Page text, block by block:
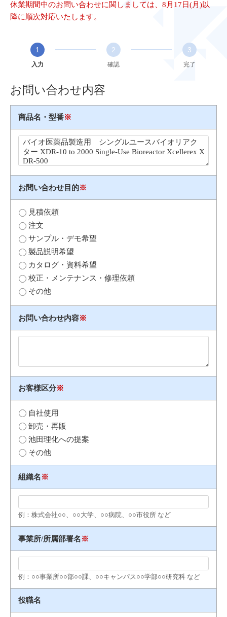
休業期間中のお問い合わせに関しましては、8月17日(月)以
降に順次対応いたします。
1
入力
2
確認
3
完了
お問い合わせ内容
商品名・型番※
お問い合わせ目的※
見積依頼
注文
サンプル・デモ希望
製品説明希望
カタログ・資料希望
校正・メンテナンス・修理依頼
その他
お問い合わせ内容※
お客様区分※
自社使用
卸売・再販
池田理化への提案
その他
組織名※
例：株式会社○○、○○大学、○○病院、○○市役所 など
事業所/所属部署名※
例：○○事業所○○部○○課、○○キャンパス○○学部○○研究科 など
役職名